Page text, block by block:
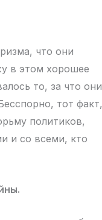
что они
в этом хорошее
то, за что они
тот факт,
политиков,
и со всеми, кто